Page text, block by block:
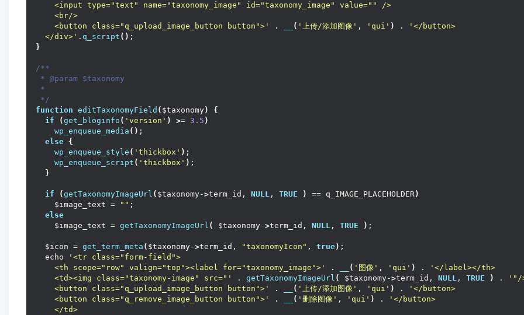
    <input type="text" name="taxonomy_image" id="taxonomy_image" value="" />
    <br/>
    <button class="q_upload_image_button button">'
. ( '上传/添加图像' , 'qui' ) .
'</button>
  </div>'
. q_script () ;
}
/**
* @param $taxonomy
*
*/
function editTaxonomyField ( $taxonomy)
{
if
(get_bloginfo ( 'version' ) >= 3.5 )
wp_enqueue_media () ;
else {
wp_enqueue_style ( 'thickbox' ) ;
wp_enqueue_script ( 'thickbox' ) ;
}
if (getTaxonomyImageUrl ( $taxonomy->term_id, NULL , TRUE ) == q_IMAGE_PLACEHOLDER)
    $image_text =
"" ;
else
    $image_text =
getTaxonomyImageUrl ( $taxonomy->term_id, NULL , TRUE ) ;
  $icon =
get_term_meta ( $taxonomy->term_id, "taxonomyIcon" , true) ;
  echo
'<tr class="form-field">
    <th scope="row" valign="top"><label for="taxonomy_image">'
. ( '图像' , 'qui' ) .
'</label></th>
    <td><img class="taxonomy-image" src="'
. getTaxonomyImageUrl ( $taxonomy->term_id, NULL , TRUE ) .
'"/
    <button class="q_upload_image_button button">'
. ( '上传/添加图像' , 'qui' ) .
'</button>
    <button class="q_remove_image_button button">'
. ( '删除图像' , 'qui' ) .
'</button>
    </td>